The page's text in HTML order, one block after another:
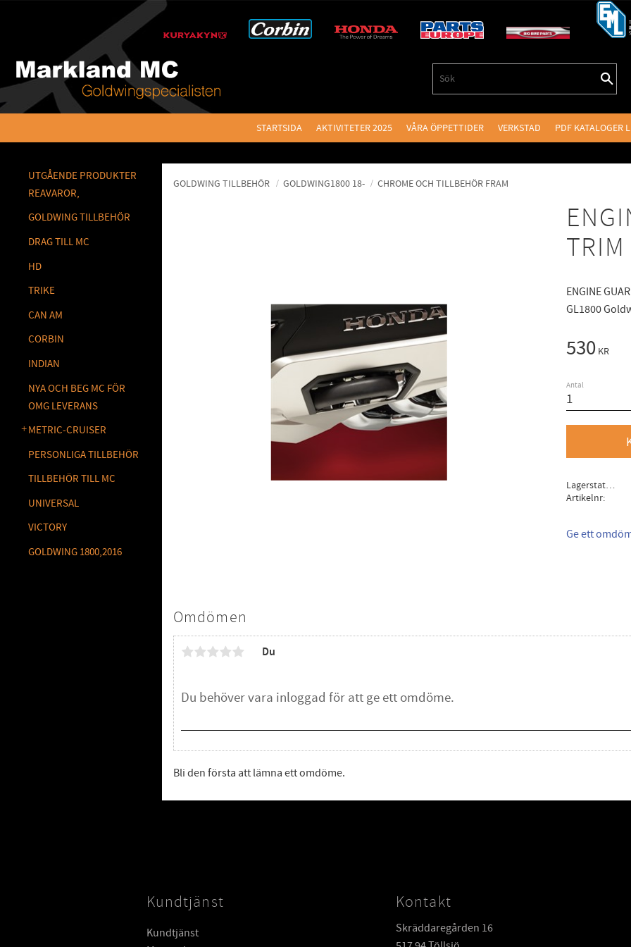
STARTSIDA AKTIVITETER 2025 VÅRA ÖPPETTIDER VERKSTAD PDF KATALOGER
GOLDWING TILLBEHÖR GOLDWING1800 18- CHROME OCH TILLBEHÖR FRAM
TRIM
ENGINE
GL1800
530KR
Antal
Lagerstatus
Artikelnr
Ge ett
Omdömen
Du
Bli den första att lämna ett omdöme.
UTGÅENDE PRODUKTER
REAVAROR,
GOLDWING TILLBEHÖR
DRAG TILL MC
HD
TRIKE
CAN AM
CORBIN
INDIAN
NYA OCH BEG MC FÖR
OMG LEVERANS
METRIC-CRUISER
PERSONLIGA TILLBEHÖR
TILLBEHÖR TILL MC
UNIVERSAL
VICTORY
GOLDWING 1800,2016
Kundtjänst
Kundtjänst
Kontakt
Skräddaregården 16